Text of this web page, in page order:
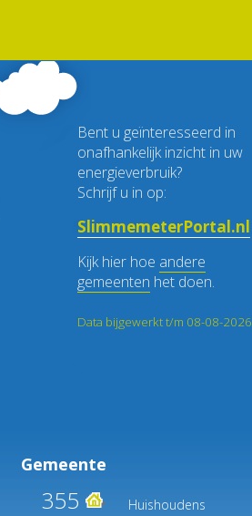
Bent u geïnteresseerd in
onafhankelijk inzicht in uw
energieverbruik?
Schrijf u in op:
SlimmemeterPortal.nl
Kijk hier hoe andere
gemeenten het doen.
Data bijgewerkt t/m 08-08-2026
Gemeente
355 Huishoudens